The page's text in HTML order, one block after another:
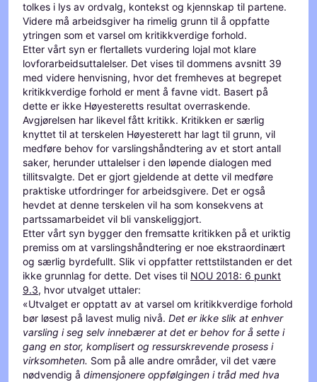
tolkes i lys av ordvalg, kontekst og kjennskap til partene.
Videre må arbeidsgiver ha rimelig grunn til å oppfatte
ytringen som et varsel om kritikkverdige forhold.
Etter vårt syn er flertallets vurdering lojal mot klare
lovforarbeidsuttalelser. Det vises til dommens avsnitt 39
med videre henvisning, hvor det fremheves at begrepet
kritikkverdige forhold er ment å favne vidt. Basert på
dette er ikke Høyesteretts resultat overraskende.
Avgjørelsen har likevel fått kritikk. Kritikken er særlig
knyttet til at terskelen Høyesterett har lagt til grunn, vil
medføre behov for varslingshåndtering av et stort antall
saker, herunder uttalelser i den løpende dialogen med
tillitsvalgte. Det er gjort gjeldende at dette vil medføre
praktiske utfordringer for arbeidsgivere. Det er også
hevdet at denne terskelen vil ha som konsekvens at
partssamarbeidet vil bli vanskeliggjort.
Etter vårt syn bygger den fremsatte kritikken på et uriktig
premiss om at varslingshåndtering er noe ekstraordinært
og særlig byrdefullt. Slik vi oppfatter rettstilstanden er det
ikke grunnlag for dette. Det vises til NOU 2018: 6 punkt
9.3, hvor utvalget uttaler:
«Utvalget er opptatt av at varsel om kritikkverdige forhold
bør løsest på lavest mulig nivå. Det er ikke slik at enhver
varsling i seg selv innebærer at det er behov for å sette i
gang en stor, komplisert og ressurskrevende prosess i
virksomheten. Som på alle andre områder, vil det være
nødvendig å dimensjonere oppfølgingen i tråd med hva